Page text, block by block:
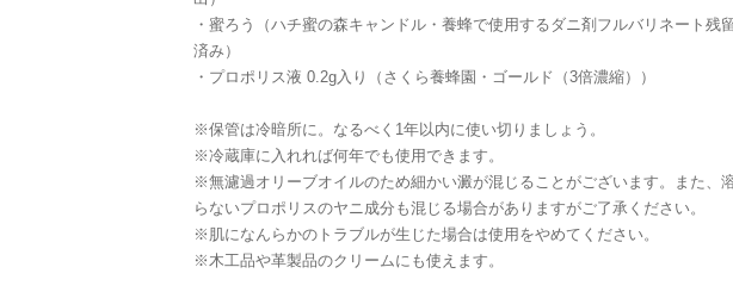
・蜜ろう（ハチ蜜の森キャンドル・養蜂で使用するダニ剤フルバリネート残
済み）
・プロポリス液 0.2g入り（さくら養蜂園・ゴールド（3倍濃縮））
※保管は冷暗所に。なるべく1年以内に使い切りましょう。
※冷蔵庫に入れれば何年でも使用できます。
※無濾過オリーブオイルのため細かい澱が混じることがございます。また、
らないプロポリスのヤニ成分も混じる場合がありますがご了承ください。
※肌になんらかのトラブルが生じた場合は使用をやめてください。
※木工品や革製品のクリームにも使えます。